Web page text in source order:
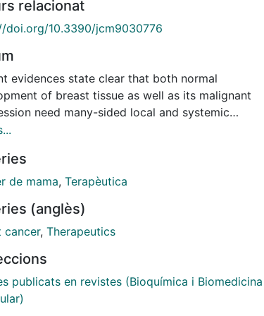
relacionat
doi.org/10.3390/jcm9030776
evidences state clear that both normal
of breast tissue as well as its malignant
need many-sided local and systemic
between epithelial cells and stromal
regulated contextual signals, affects the fate
mammary cells regarding their
tumour environments that facilitate the
growth of the breast carcinoma.
the development of breast cancer and is
to modifications in the composition of breast
including both stromal and glandular
de mama, Terapèutica
(anglès)
cancer, Therapeutics
publicats en revistes (Bioquímica i Biomedicina